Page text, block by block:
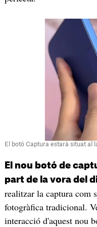
El botó Captura estarà situat al
El nou botó de
part de la vora del
realitzar la captura com
fotogràfica tradicional.
interacció d'aquest nou